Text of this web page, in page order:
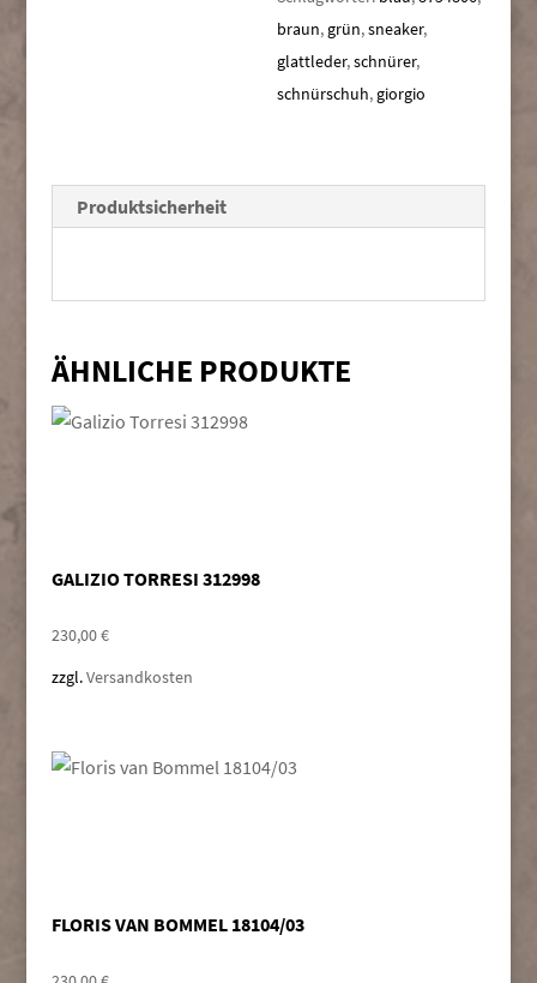
braun, grün,sneaker,
glattleder,schnürer,
schnürschuh, giorgio
Produktsicherheit
ÄHNLICHE PRODUKTE
GALIZIO TORRESI 312998
230,00€
zzgl.Versandkosten
FLORIS VAN BOMMEL 18104/03